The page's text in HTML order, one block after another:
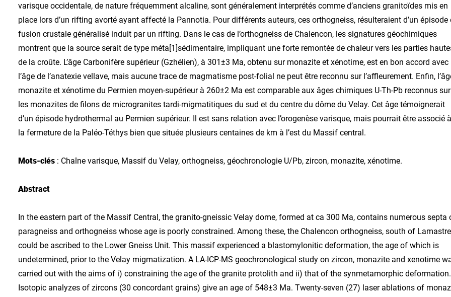
varisque occidentale, de nature fréquemment alcaline, sont généralement interprétés comme d’anciens granitoïdes mis en
place lors d’un rifting avorté ayant affecté la Pannotia. Pour différents auteurs, ces orthogneiss, résulteraient d’un épisode
fusion crustale généralisé induit par un rifting. Dans le cas de l’orthogneiss de Chalencon, les signatures géochimiques
montrent que la source serait de type méta[1]sédimentaire, impliquant une forte remontée de chaleur vers les parties
de la croûte. L’âge Carbonifère supérieur (Gzhélien), à 301±3 Ma, obtenu sur monazite et xénotime, est en bon accord avec
l’âge de l’anatexie vellave, mais aucune trace de magmatisme post-folial ne peut être reconnu sur l’affleurement. Enfin,
monazite et xénotime du Permien moyen-supérieur à 260±2 Ma est comparable aux âges chimiques U-Th-Pb reconnus sur
les monazites de filons de microgranites tardi-migmatitiques du sud et du centre du dôme du Velay. Cet âge témoignerait
d’un épisode hydrothermal au Permien supérieur. Il est sans relation avec l’orogenèse varisque, mais pourrait être associé à
la fermeture de la Paléo-Téthys bien que située plusieurs centaines de km à l’est du Massif central.
Mots-clés : Chaîne varisque, Massif du Velay, orthogneiss, géochronologie U/Pb, zircon, monazite, xénotime.
Abstract
In the eastern part of the Massif Central, the granito-gneissic Velay dome, formed at ca 300 Ma, contains numerous septa
paragneiss and orthogneiss whose age is poorly constrained. Among these, the Chalencon orthogneiss, south of
could be ascribed to the Lower Gneiss Unit. This massif experienced a blastomylonitic deformation, the age of which is
undetermined, prior to the Velay migmatization. A LA-ICP-MS geochronological study on zircon, monazite and xenotime
carried out with the aims of i) constraining the age of the granite protolith and ii) that of the synmetamorphic deformation.
Isotopic analyzes of zircons (30 concordant grains) give an age of 548±3 Ma. Twenty-seven (27) laser ablations of